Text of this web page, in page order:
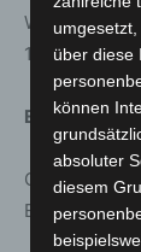
15-17 Uhr,
Gesamtkarte
Euro/
über diese
können
absoluter
diesem